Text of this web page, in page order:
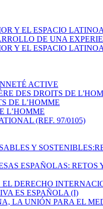
Y EL ESPACIO
DE UNA
Y EL ESPACIO
ACTIVE
DES DROITS DE
DE L’HOMME
L’HOMME
(REF. 97/0105)
Y
ESPAÑOLAS: RETOS
EL DERECHO
ES ESPAÑOLA (I)
LA UNIÓN PARA EL